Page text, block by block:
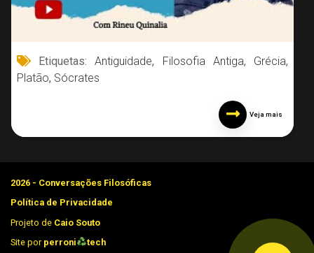
Etiquetas:Antiguidade, Filosofia Antiga, Grécia,
Platão, Sócrates
Veja mais
2026 - Conversações Filosóficas
Política de Privacidade
Projeto de Caio Souto
Site por perroni tech